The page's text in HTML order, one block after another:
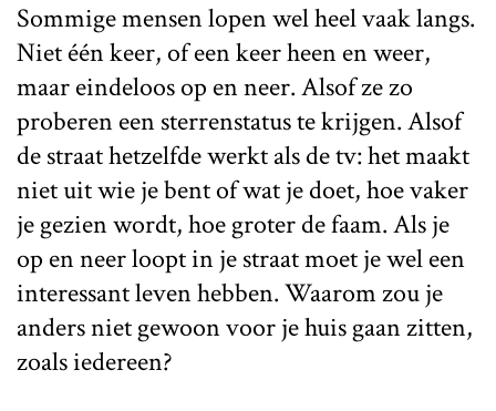
Sommige mensen lopen wel heel vaak langs.
Niet één keer, of een keer heen en weer,
maar eindeloos op en neer. Alsof ze zo
proberen een sterrenstatus te krijgen. Alsof
de straat hetzelfde werkt als de tv: het maakt
niet uit wie je bent of wat je doet, hoe vaker
je gezien wordt, hoe groter de faam. Als je
op en neer loopt in je straat moet je wel een
interessant leven hebben. Waarom zou je
anders niet gewoon voor je huis gaan zitten,
zoals iedereen?